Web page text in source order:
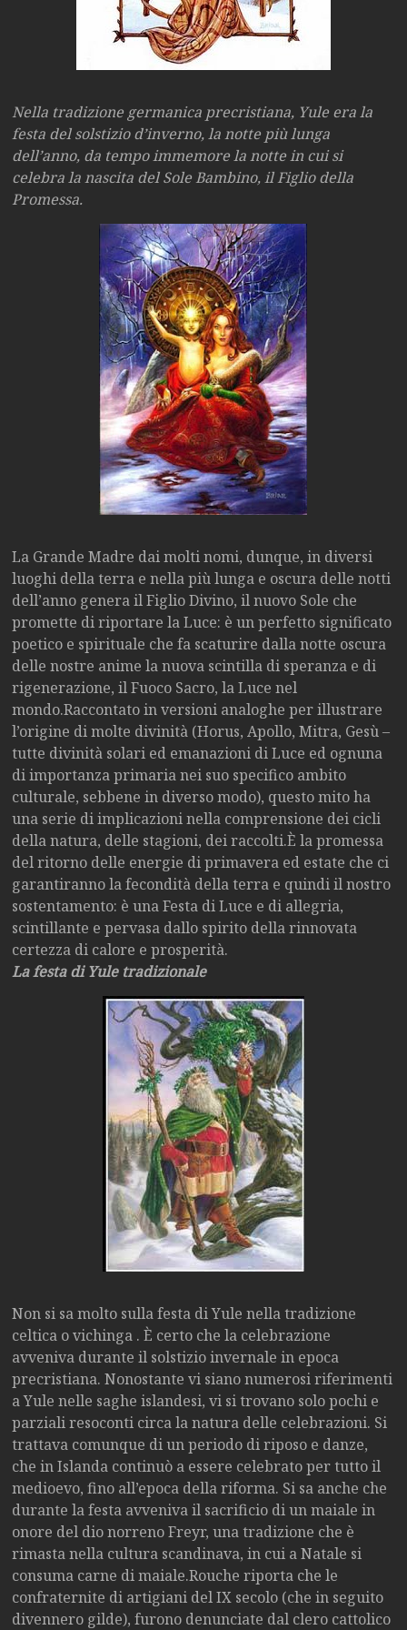
Nella tradizione germanica precristiana, Yule era la
festa del solstizio d’inverno, la notte più lunga
dell’anno, da tempo immemore la notte in cui si
celebra la nascita del Sole Bambino, il Figlio della
Promessa.
La Grande Madre dai molti nomi, dunque, in diversi
luoghi della terra e nella più lunga e oscura delle notti
dell’anno genera il Figlio Divino, il nuovo Sole che
promette di riportare la Luce: è un perfetto significato
poetico e spirituale che fa scaturire dalla notte oscura
delle nostre anime la nuova scintilla di speranza e di
rigenerazione, il Fuoco Sacro, la Luce nel
mondo.Raccontato in versioni analoghe per illustrare
l’origine di molte divinità (Horus, Apollo, Mitra, Gesù –
tutte divinità solari ed emanazioni di Luce ed ognuna
di importanza primaria nei suo specifico ambito
culturale, sebbene in diverso modo), questo mito ha
una serie di implicazioni nella comprensione dei cicli
della natura, delle stagioni, dei raccolti.È la promessa
del ritorno delle energie di primavera ed estate che ci
garantiranno la fecondità della terra e quindi il nostro
sostentamento: è una Festa di Luce e di allegria,
scintillante e pervasa dallo spirito della rinnovata
certezza di calore e prosperità.
La festa di Yule tradizionale
Non si sa molto sulla festa di Yule nella tradizione
celtica o vichinga . È certo che la celebrazione
avveniva durante il solstizio invernale in epoca
precristiana. Nonostante vi siano numerosi riferimenti
a Yule nelle saghe islandesi, vi si trovano solo pochi e
parziali resoconti circa la natura delle celebrazioni. Si
trattava comunque di un periodo di riposo e danze,
che in Islanda continuò a essere celebrato per tutto il
medioevo, fino all’epoca della riforma. Si sa anche che
durante la festa avveniva il sacrificio di un maiale in
onore del dio norreno Freyr, una tradizione che è
rimasta nella cultura scandinava, in cui a Natale si
consuma carne di maiale.Rouche riporta che le
confraternite di artigiani del IX secolo (che in seguito
divennero gilde), furono denunciate dal clero cattolico